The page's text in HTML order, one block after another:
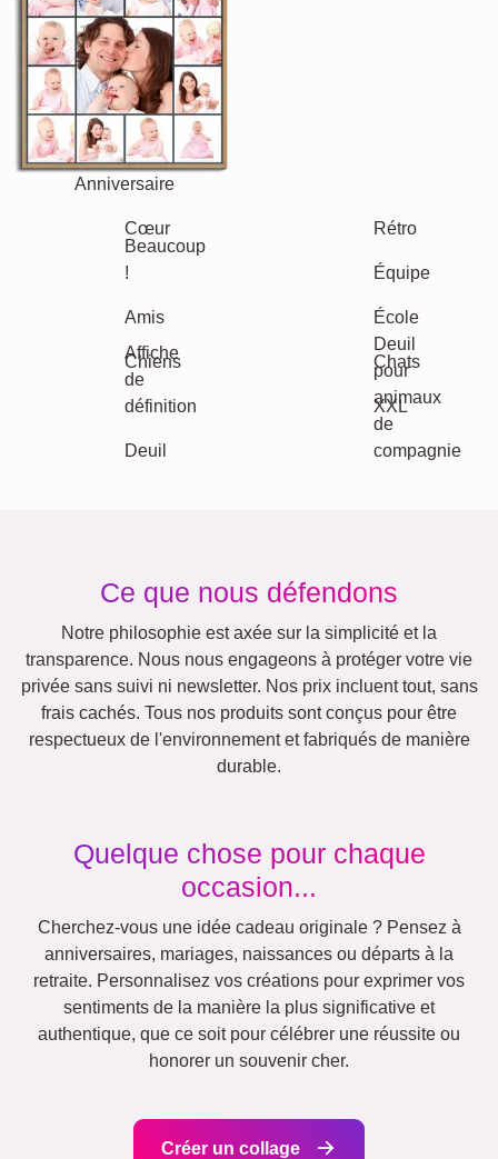
Chiffres
Anniversaire
Rétro
Beaucoup !
Équipe